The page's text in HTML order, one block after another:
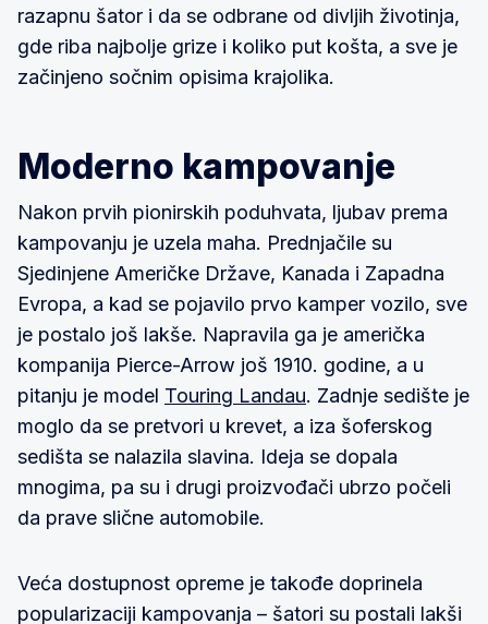
razapnu šator i da se odbrane od divljih životinja,
gde riba najbolje grize i koliko put košta, a sve je
začinjeno sočnim opisima krajolika.
Moderno kampovanje
Nakon prvih pionirskih poduhvata, ljubav prema
kampovanju je uzela maha. Prednjačile su
Sjedinjene Američke Države, Kanada i Zapadna
Evropa, a kad se pojavilo prvo kamper vozilo, sve
je postalo još lakše. Napravila ga je američka
kompanija Pierce-Arrow još 1910. godine, a u
pitanju je model Touring Landau. Zadnje sedište je
moglo da se pretvori u krevet, a iza šoferskog
sedišta se nalazila slavina. Ideja se dopala
mnogima, pa su i drugi proizvođači ubrzo počeli
da prave slične automobile.
Veća dostupnost opreme je takođe doprinela
popularizaciji kampovanja – šatori su postali lakši